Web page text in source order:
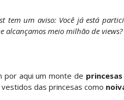
tem um aviso: Você já está
alcançamos meio milhão de
por aqui um monte de
das princesas como